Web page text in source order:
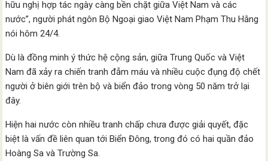
hữu nghị hợp tác ngày càng bền chặt giữa Việt Nam và các
nước”, người phát ngôn Bộ Ngoại giao Việt Nam Phạm Thu Hằng
nói hôm 24/4.
Dù là đồng minh ý thức hệ cộng sản, giữa Trung Quốc và Việt
Nam đã xảy ra chiến tranh đẫm máu và nhiều cuộc đụng độ chết
người ở biên giới trên bộ và biển đảo trong vòng 50 năm trở lại
đây.
Hiện hai nước còn nhiều tranh chấp chưa được giải quyết, đặc
biệt là vấn đề liên quan tới Biển Đông, trong đó có hai quần đảo
Hoàng Sa và Trường Sa.